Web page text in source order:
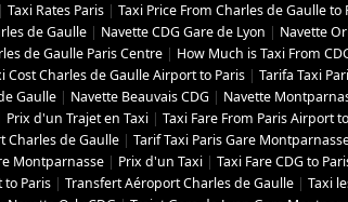
| Taxi Rates Paris | Taxi Price From Charles de Gaulle to
de Gaulle | Navette CDG Gare de Lyon | Navette
de Gaulle Paris Centre | How Much is Taxi From
Cost Charles de Gaulle Airport to Paris | Tarifa Taxi
Gaulle | Navette Beauvais CDG | Navette
Prix d'un Trajet en Taxi | Taxi Fare From Paris Airport
Charles de Gaulle | Tarif Taxi Paris Gare
Montparnasse | Prix d'un Taxi | Taxi Fare CDG to
to Paris | Transfert Aéroport Charles de Gaulle | Taxi